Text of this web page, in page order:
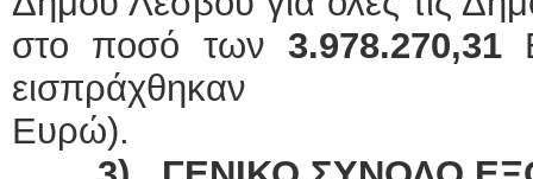
στο ποσό των 3.978.270,31